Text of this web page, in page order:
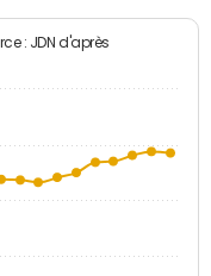
: JDN d'après